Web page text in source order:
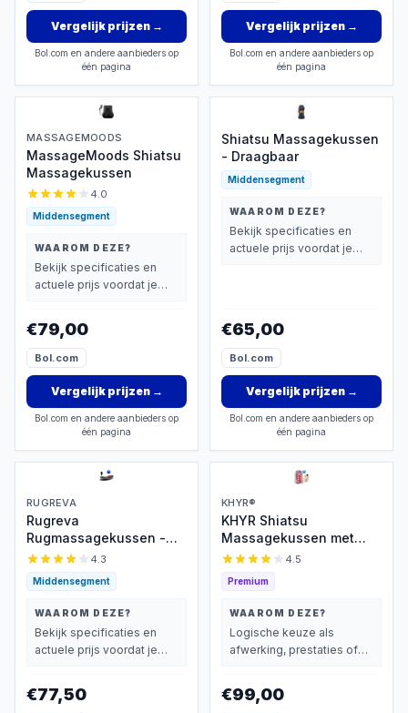
Vergelijk prijzen→
Bol.com en andere aanbieders op
één pagina
Vergelijk prijzen→
Bol.com en andere aanbieders op
één pagina
MASSAGEMOODS
MassageMoods Shiatsu
Massagekussen
4.0
Middensegment
WAAROM DEZE?
Bekijk specificaties en
actuele prijs voordat je
€79,00
Bol.com
Vergelijk prijzen→
Bol.com en andere aanbieders op
één pagina
Shiatsu Massagekussen
- Draagbaar
Middensegment
WAAROM DEZE?
Bekijk specificaties en
actuele prijs voordat je
€65,00
Bol.com
Vergelijk prijzen→
Bol.com en andere aanbieders op
één pagina
RUGREVA
Rugreva
Rugmassagekussen -
Houdingcorrector
4.3
Middensegment
WAAROM DEZE?
Bekijk specificaties en
actuele prijs voordat je
€77,50
KHYR®
KHYR Shiatsu
Massagekussen met
Warmte
4.5
Premium
WAAROM DEZE?
Logische keuze als
afwerking, prestaties of
€99,00